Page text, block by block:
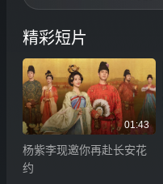
精彩短片
01:43
杨紫李现邀你再赴长安花
约